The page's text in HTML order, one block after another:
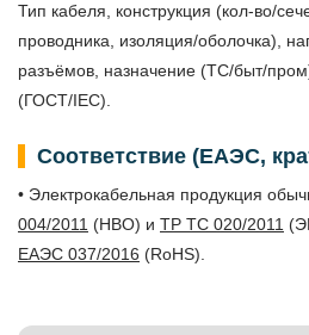
Тип кабеля, конструкция (кол-во/
проводника, изоляция/оболочка),
разъёмов, назначение (ТС/быт/
(ГОСТ/IEC).
Соответствие (ЕАЭС,
• Электрокабельная продукция
004/2011 (НВО) и ТР ТС 020/2011
ЕАЭС 037/2016 (RoHS).